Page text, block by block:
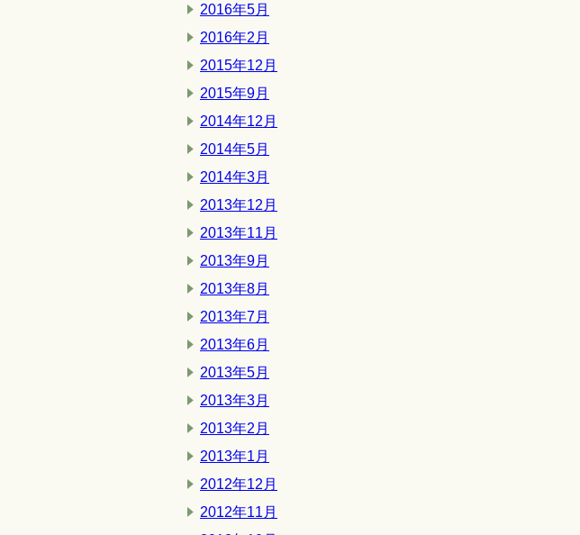
2016年5月
2016年2月
2015年12月
2015年9月
2014年12月
2014年5月
2014年3月
2013年12月
2013年11月
2013年9月
2013年8月
2013年7月
2013年6月
2013年5月
2013年3月
2013年2月
2013年1月
2012年12月
2012年11月